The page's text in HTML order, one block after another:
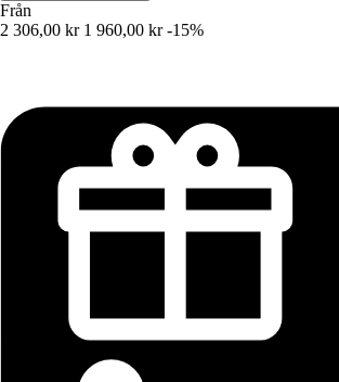
Från
2 306,00 kr 1 960,00 kr -15%